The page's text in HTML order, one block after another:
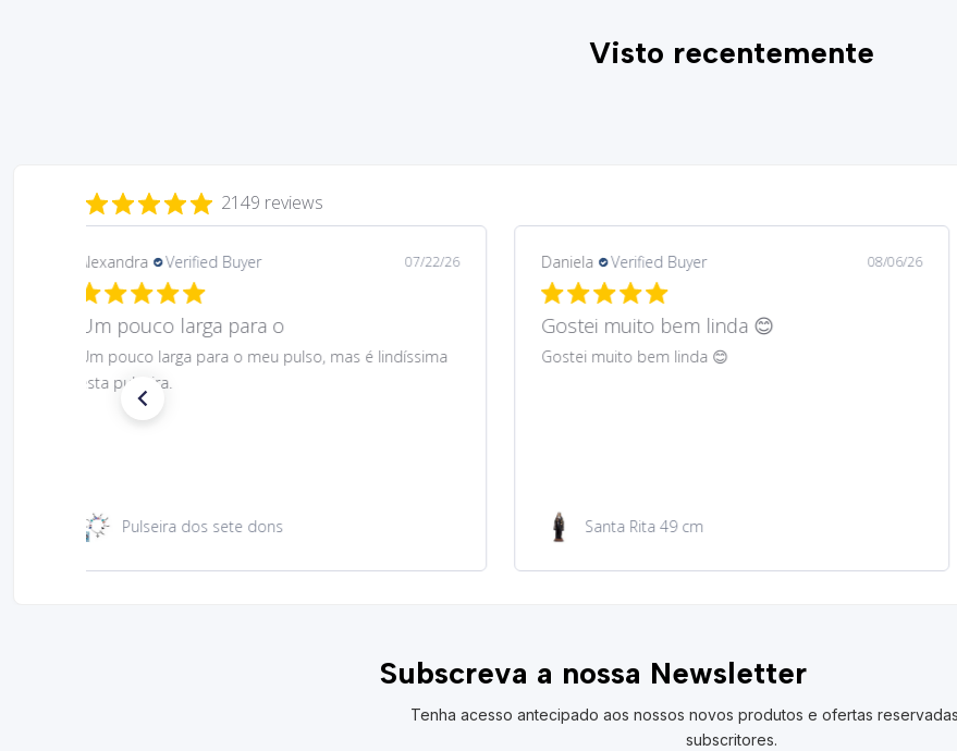
Visto recentemente
2149 reviews
Daniela Verified Buyer 08/06/26
Gostei muito bem linda 😊
Gostei muito bem linda 😊
Santa Rita 49 cm
Daniela Verified Buyer 08/06/26
Gostei muito bem lindos 😊
Gostei muito bem lindos 😊
Garrafa de água 100ml
Subscreva a nossa Newsletter
Tenha acesso antecipado aos nossos novos produtos e ofertas
subscritores.